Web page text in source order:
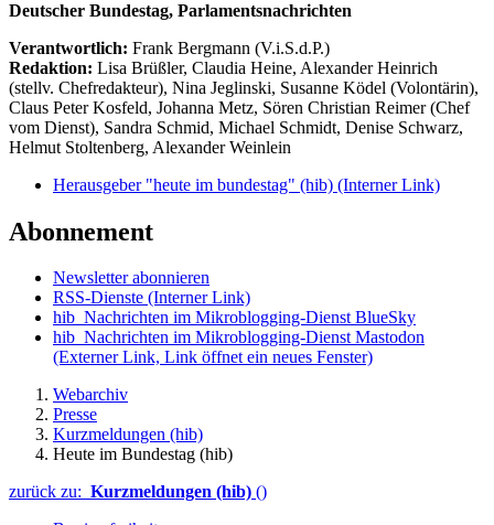
Deutscher Bundestag, Parlamentsnachrichten
Verantwortlich: Frank Bergmann (V.i.S.d.P.)
Redaktion: Lisa Brüßler, Claudia Heine, Alexander Heinrich
(stellv. Chefredakteur), Nina Jeglinski, Susanne Ködel (Volontärin),
Claus Peter Kosfeld, Johanna Metz, Sören Christian Reimer (Chef
vom Dienst), Sandra Schmid, Michael Schmidt, Denise Schwarz,
Helmut Stoltenberg, Alexander Weinlein
Herausgeber "heute im bundestag" (hib) (Interner Link)
Abonnement
Newsletter abonnieren
RSS-Dienste (Interner Link)
hib_Nachrichten im Mikroblogging-Dienst BlueSky
hib_Nachrichten im Mikroblogging-Dienst Mastodon
(Externer Link, Link öffnet ein neues Fenster)
Webarchiv
Presse
Kurzmeldungen (hib)
Heute im Bundestag (hib)
zurück zu: Kurzmeldungen (hib) ()